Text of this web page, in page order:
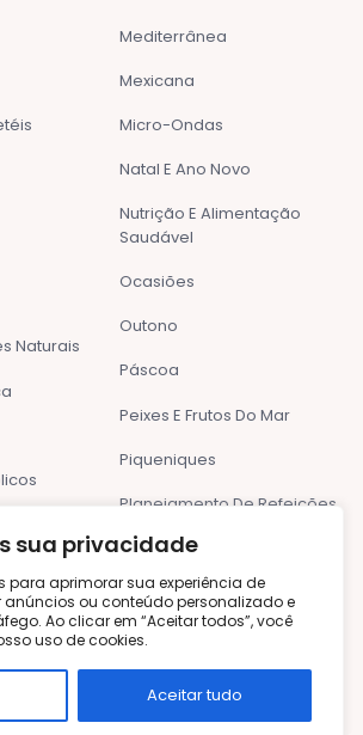
sua privacidade
para aprimorar sua experiência de
anúncios ou conteúdo personalizado e
Ao clicar em “Aceitar todos”, você
uso de cookies.
Aceitar tudo
Naturais
Mediterrânea
Mexicana
Micro-Ondas
Natal E Ano Novo
Nutrição E Alimentação
Saudável
Ocasiões
Outono
Páscoa
Peixes E Frutos Do Mar
Piqueniques
Planejamento De Refeições
Pratos De Uma Panela
Pratos Principais
Pratos Regionais
Receitas